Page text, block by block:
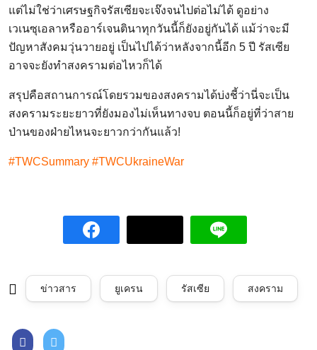
แต่ไม่ใช่ว่าเศรษฐกิจรัสเซียจะเจ๊งจนไปต่อไม่ได้ ดูอย่าง
เวเนซุเอลาหรืออาร์เจนตินาทุกวันนี้ก็ยังอยู่กันได้ แม้ว่าจะมี
ปัญหาสังคมวุ่นวายอยู่ เป็นไปได้ว่าหลังจากนี้อีก 5 ปี รัสเซีย
อาจจะยังทำสงครามต่อไหวก็ได้
สรุปคือสถานการณ์โดยรวมของสงครามได้บ่งชี้ว่านี่จะเป็น
สงครามระยะยาวที่ยังมองไม่เห็นทางจบ ตอนนี้ก็อยู่ที่ว่าสาย
ป่านของฝ่ายไหนจะยาวกว่ากันแล้ว!
#TWCSummary #TWCUkraineWar
ข่าวสาร ยูเครน รัสเซีย สงคราม